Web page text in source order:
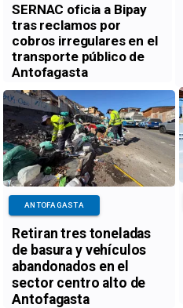
SERNAC oficia a Bipay
tras reclamos por
cobros irregulares en el
transporte público de
Antofagasta
Retiran tres toneladas
de basura y vehículos
abandonados en el
sector centro alto de
Antofagasta
ANTOFAGASTA